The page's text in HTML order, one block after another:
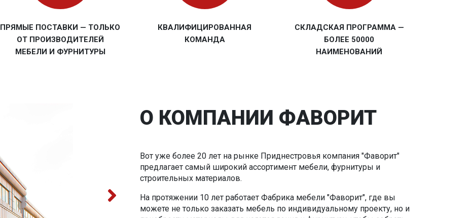
ПРЯМЫЕ ПОСТАВКИ — ТОЛЬКО
ОТ ПРОИЗВОДИТЕЛЕЙ
МЕБЕЛИ И ФУРНИТУРЫ
КВАЛИФИЦИРОВАННАЯ
КОМАНДА
СКЛАДСКАЯ ПРОГРАММА —
БОЛЕЕ 50000
НАИМЕНОВАНИЙ
О КОМПАНИИ ФАВОРИТ
Вот уже более 20 лет на рынке Приднестровья компания "Фаворит"
предлагает самый широкий ассортимент мебели, фурнитуры и
строительных материалов.
На протяжении 10 лет работает Фабрика мебели "Фаворит", где вы
можете не только заказать мебель по индивидуальному проекту, но и